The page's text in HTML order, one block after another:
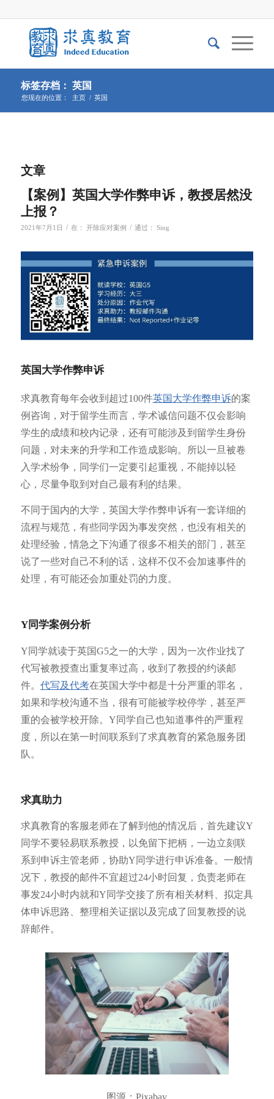
标签存档： 英国
您现在的位置： 主页 / 英国
文章
【案例】英国大学作弊申诉，教授居然没
上报？
2021年7月1日 / 在： 开除应对案例 / 通过： Sing
英国大学作弊申诉
求真教育每年会收到超过100件英国大学作弊申诉的案
例咨询，对于留学生而言，学术诚信问题不仅会影响
学生的成绩和校内记录，还有可能涉及到留学生身份
问题，对未来的升学和工作造成影响。所以一旦被卷
入学术纷争，同学们一定要引起重视，不能掉以轻
心，尽量争取到对自己最有利的结果。
不同于国内的大学，英国大学作弊申诉有一套详细的
流程与规范，有些同学因为事发突然，也没有相关的
处理经验，情急之下沟通了很多不相关的部门，甚至
说了一些对自己不利的话，这样不仅不会加速事件的
处理，有可能还会加重处罚的力度。
Y同学案例分析
Y同学就读于英国G5之一的大学，因为一次作业找了
代写被教授查出重复率过高，收到了教授的约谈邮
件。 代写及代考在英国大学中都是十分严重的罪名，
如果和学校沟通不当，很有可能被学校停学，甚至严
重的会被学校开除。Y同学自己也知道事件的严重程
度，所以在第一时间联系到了求真教育的紧急服务团
队。
求真助力
求真教育的客服老师在了解到他的情况后，首先建议Y
同学不要轻易联系教授，以免留下把柄，一边立刻联
系到申诉主管老师，协助Y同学进行申诉准备。一般情
况下，教授的邮件不宜超过24小时回复，负责老师在
事发24小时内就和Y同学交接了所有相关材料、拟定具
体申诉思路、整理相关证据以及完成了回复教授的说
辞邮件。